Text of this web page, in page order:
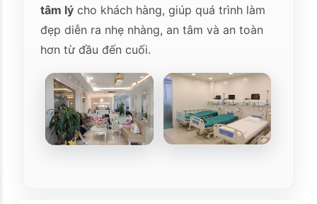
tâm lý cho khách hàng, giúp quá trình làm
đẹp diễn ra nhẹ nhàng, an tâm và an toàn
hơn từ đầu đến cuối.